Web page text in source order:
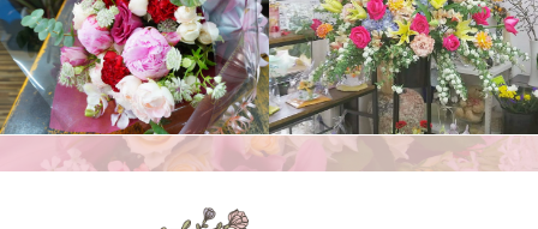
花束 スタンド花